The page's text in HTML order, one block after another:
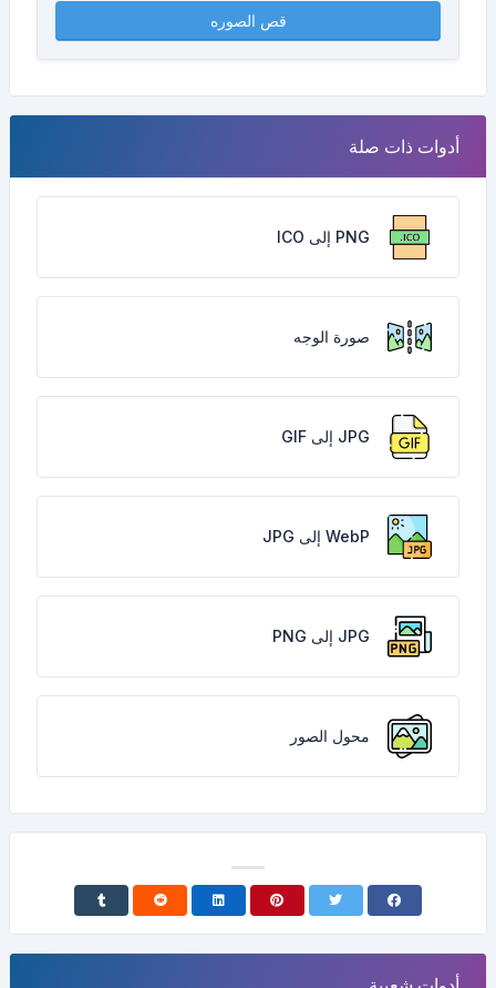
قص الصوره
أدوات ذات صلة
PNG إلى ICO
صورة الوجه
JPG إلى GIF
WebP إلى JPG
JPG إلى PNG
محول الصور